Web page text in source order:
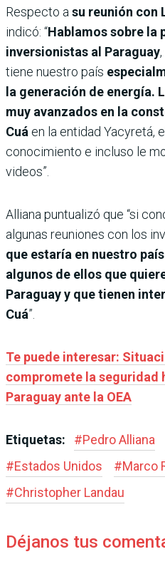
Respecto a su reunión con
indicó: “Hablamos sobre la
inversionistas al Paraguay
tiene nuestro país
la generación de energía.
muy avanzados en la
Cuá en la entidad Yacyretá,
conocimiento e incluso le
videos”.
Alliana puntualizó que “si
algunas reuniones con los
que estaría en nuestro
algunos de ellos que
Paraguay y que tienen
Cuá”.
Te puede interesar:
compromete la seguridad
Paraguay ante la OEA
Etiquetas: #Pedro Alliana
#Estados Unidos #Marco
#Christopher Landau
Déjanos tus